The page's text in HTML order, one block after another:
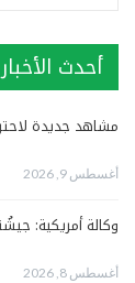
أحدث الأخبار
مشاهد جديدة
أغسطس 9, 2026
وكالة أمريكية:
أغسطس 8, 2026